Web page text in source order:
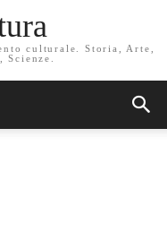
culturale. Storia, Arte,